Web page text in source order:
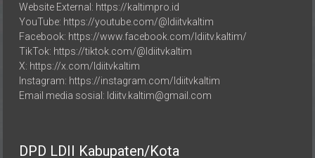
YouTube: https://youtube.com/@ldiitvkaltim
Facebook: https://www.facebook.com/ldiitv.kaltim/
TikTok: https://tiktok.com/@ldiitvkaltim
X: https://x.com/ldiitvkaltim
Instagram: https://instagram.com/ldiitvkaltim
Email media sosial: ldiitv.kaltim@gmail.com